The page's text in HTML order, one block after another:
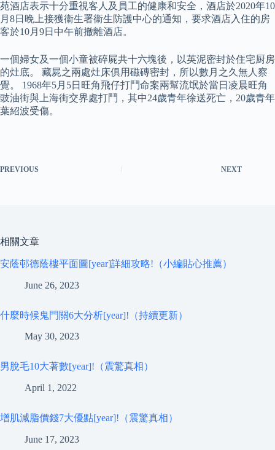
苑酒店表示十分重視客人及員工的健康和安全，酒店於2020年10
月8日晚上接獲衞生署衞生防護中心的通知，要求酒店入住的房
客於10月9日中午前撤離酒店。
一個婦女及一個小童被碎屍共十六塊後，以英泥密封於住宅厨房
的灶底。 藏屍之兩處灶床俱用磁磚密封，所以數月之久無人察
覺。 1968年5月5日旺角飛仔打鬥命案兩幫流氓於當日凌晨旺角
豉油街與上海街交界處打鬥，其中24歲青年徐送死亡，20歲青年
葉紹波受傷。
PREVIOUS NEXT
相關文章
安蔭邨德蔭樓平面圖[year]詳細攻略!（小編貼心推薦）
June 26, 2023
什麼時候鬼門關6大分析[year]!（持續更新）
May 30, 2023
男脫毛10大著數[year]!（震驚真相）
April 1, 2022
增肌減脂價錢7大優點[year]!（震驚真相）
June 17, 2023